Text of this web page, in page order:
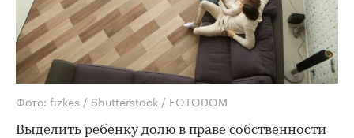
Фото: fizkes / Shutterstock / FOTODOM
Выделить ребенку долю в праве собственности